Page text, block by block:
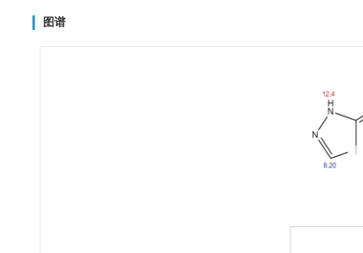
图谱